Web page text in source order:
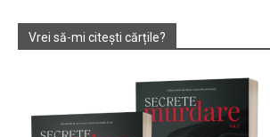
Vrei să-mi citești cărțile?